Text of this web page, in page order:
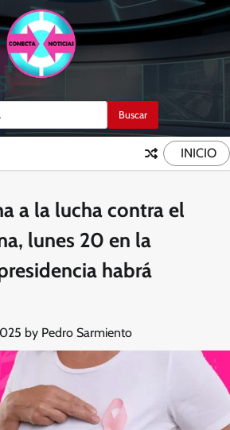
INICIO
a la lucha contra el
lunes 20 en la
habrá
by Pedro Sarmiento